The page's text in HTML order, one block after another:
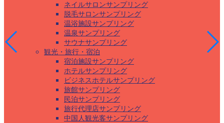
ネイルサロンサンプリング
脱毛サロンサンプリング
温浴施設サンプリング
温泉サンプリング
サウナサンプリング
観光・旅行・宿泊
宿泊施設サンプリング
ホテルサンプリング
ビジネスホテルサンプリング
旅館サンプリング
民泊サンプリング
旅行代理店サンプリング
中国人観光客サンプリング